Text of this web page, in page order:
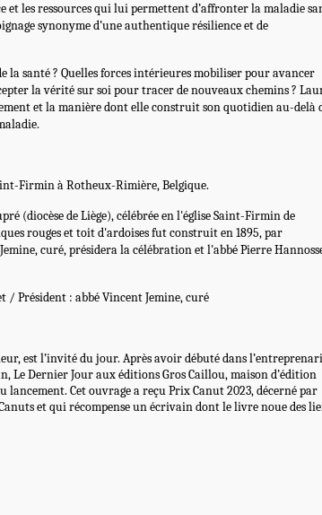
et les ressources qui lui permettent d’affronter la maladie
synonyme d’une authentique résilience et de
la santé ? Quelles forces intérieures mobiliser pour avancer
la vérité sur soi pour tracer de nouveaux chemins ?
et la manière dont elle construit son quotidien au-delà
Firmin à Rotheux-Rimière, Belgique.
(diocèse de Liège), célébrée en l'église Saint-Firmin de
rouges et toit d'ardoises fut construit en 1895, par
curé, présidera la célébration et l'abbé Pierre
/ Président : abbé Vincent Jemine, curé
est l’invité du jour. Après avoir débuté dans
Le Dernier Jour aux éditions Gros Caillou, maison d’édition
Cet ouvrage a reçu Prix Canut 2023, décerné par
et qui récompense un écrivain dont le livre noue des